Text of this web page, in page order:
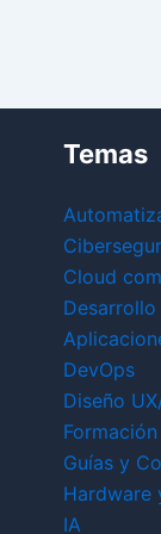
Temas
Cloud
DevOps
Diseño
Guías y
Hardware
IA